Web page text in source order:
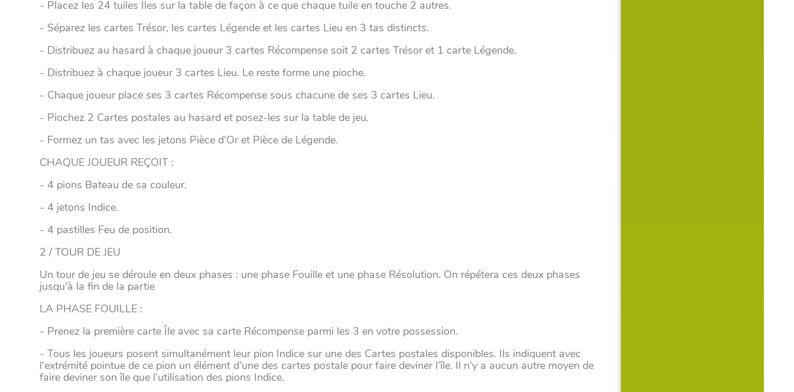
- Placez les 24 tuiles Îles sur la table de façon à ce que chaque tuile en touche 2 autres.
- Séparez les cartes Trésor, les cartes Légende et les cartes Lieu en 3 tas distincts.
- Distribuez au hasard à chaque joueur 3 cartes Récompense soit 2 cartes Trésor et 1 carte Légende.
- Distribuez à chaque joueur 3 cartes Lieu. Le reste forme une pioche.
- Chaque joueur place ses 3 cartes Récompense sous chacune de ses 3 cartes Lieu.
- Piochez 2 Cartes postales au hasard et posez-les sur la table de jeu.
- Formez un tas avec les jetons Pièce d'Or et Pièce de Légende.
CHAQUE JOUEUR REÇOIT :
- 4 pions Bateau de sa couleur.
- 4 jetons Indice.
- 4 pastilles Feu de position.
2 / TOUR DE JEU
Un tour de jeu se déroule en deux phases : une phase Fouille et une phase Résolution. On répétera ces deux phases
jusqu'à la fin de la partie
LA PHASE FOUILLE :
- Prenez la première carte Île avec sa carte Récompense parmi les 3 en votre possession.
- Tous les joueurs posent simultanément leur pion Indice sur une des Cartes postales disponibles. Ils indiquent avec
l'extrémité pointue de ce pion un élément d'une des cartes postale pour faire deviner l’île. Il n'y a aucun autre moyen de
faire deviner son île que l’utilisation des pions Indice.